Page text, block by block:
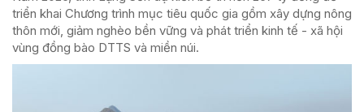
triển khai Chương trình mục tiêu quốc gia gồm xây dựng nông
thôn mới, giảm nghèo bền vững và phát triển kinh tế - xã hội
vùng đồng bào DTTS và miền núi.